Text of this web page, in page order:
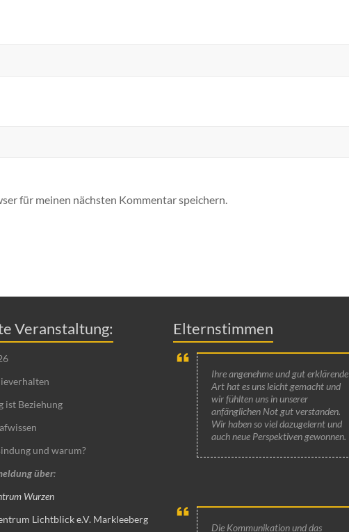
für meinen nächsten Kommentar speichern.
Veranstaltung:
ist Beziehung
und warum?
über:
Wurzen
Lichtblick e.V. Markleeberg
Elternstimmen
Ihre angenehme und gut erklärende
Art hat es uns leicht gemacht und
wir fühlten uns in unserer
anfänglichen Not gut verstanden.
Wir haben so viel dazugelernt und
auch neue Perspektiven gewonnen.
Die Kommunikation und das